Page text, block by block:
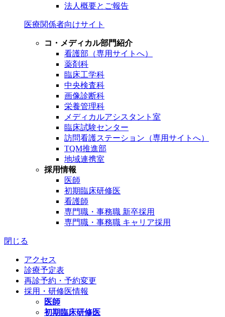
法人概要とご報告
医療関係者向けサイト
コ・メディカル部門紹介
看護部（専用サイトへ）
薬剤科
臨床工学科
中央検査科
画像診断科
栄養管理科
メディカルアシスタント室
臨床試験センター
訪問看護ステーション（専用サイトへ）
TQM推進部
地域連携室
採用情報
医師
初期臨床研修医
看護師
専門職・事務職 新卒採用
専門職・事務職 キャリア採用
閉じる
アクセス
診療予定表
再診予約・予約変更
採用・研修医情報
医師
初期臨床研修医